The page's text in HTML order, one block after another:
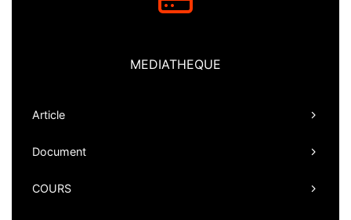
MEDIATHEQUE
Article
Document
COURS